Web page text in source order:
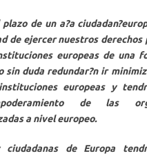
de un a?a
de ejercer nuestros derechos
europeasde una
sin duda redundar?n ir
europeas y
de las
a nivel europeo.
ciudadanas de Europa